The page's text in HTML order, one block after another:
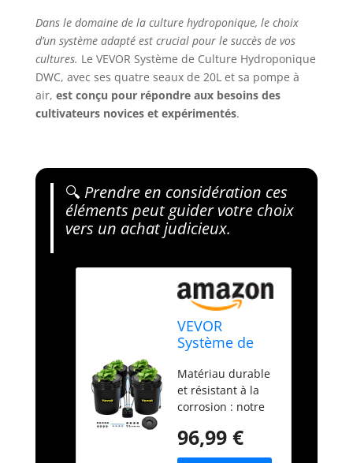
Dans le domaine de la culture hydroponique, le choix
d’un système adapté est crucial pour le succès de vos
cultures. Le VEVOR Système de Culture Hydroponique
DWC, avec ses quatre seaux de 20L et sa pompe à
air, est conçu pour répondre aux besoins des
cultivateurs novices et expérimentés.
🔍 Prendre en considération ces
éléments peut guider votre choix
vers un achat judicieux.
VEVOR
Système de
Hydroponique
DWC, Kit de
Culture en Eau
4 Seaux, avec
Pompe à Air,
Matériau durable
et résistant à la
corrosion : notre
culture
hydroponique
96,99 €